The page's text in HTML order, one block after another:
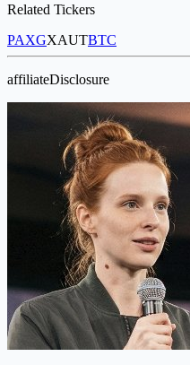
Related Tickers
PAXGXAUTBTC
affiliateDisclosure